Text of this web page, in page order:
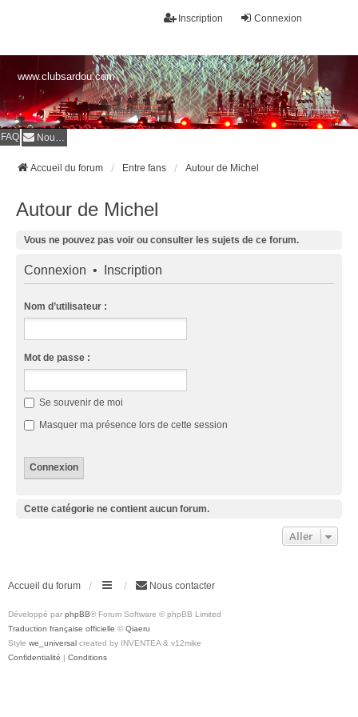
Connexion
Inscription
www.clubsardou.com
FAQ Nous contacter
Accueil du forum Entre fans Autour de Michel
Autour de Michel
Vous ne pouvez pas voir ou consulter les sujets de ce forum.
Connexion • Inscription
Nom d’utilisateur :
Mot de passe :
Se souvenir de moi
Masquer ma présence lors de cette session
Cette catégorie ne contient aucun forum.
Aller
Accueil du forum Nous contacter
Développé par phpBB® Forum Software © phpBB Limited
Traduction française officielle © Qiaeru
Style we_universal created by INVENTEA & v12mike
Confidentialité | Conditions